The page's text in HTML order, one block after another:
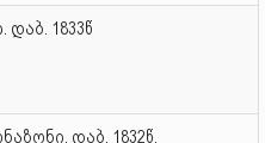
დაბ. 1833წ
დაბ. 1832წ.